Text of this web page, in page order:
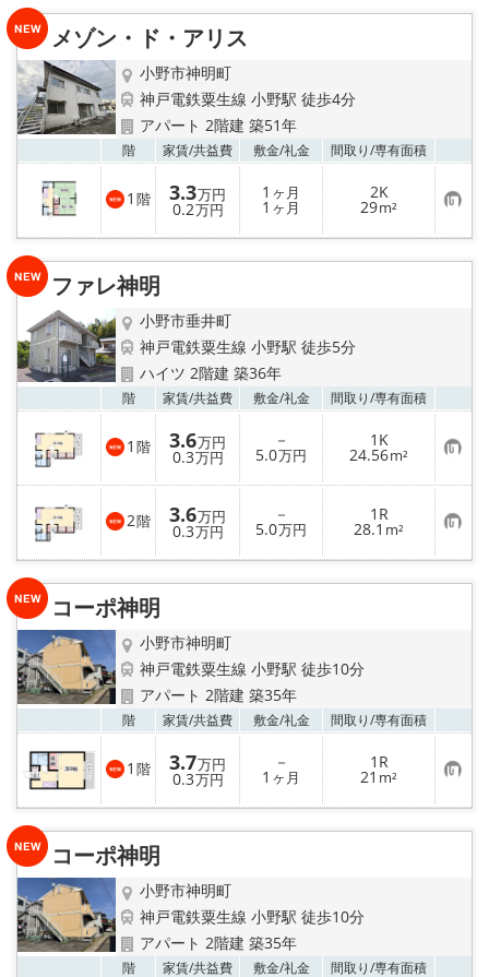
り
メゾン・ド・アリス
小野市神明町
神戸電鉄粟生線 小野駅 徒歩4分
アパート 2階建 築51年
階 家賃/共益費 敷金/礼金 間取り/専有面積
1 階 3.3万円
0.2万円
1 ヶ月
1 ヶ月
2K
29m² お
気
に
り
ファレ神明
小野市垂井町
神戸電鉄粟生線 小野駅 徒歩5分
ハイツ 2階建 築36年
階 家賃/共益費 敷金/礼金 間取り/専有面積
1 階 3.6万円
0.3万円
－
5.0万円
1K
24.56m² お
気
に
入
り
登
録
2階 3.6万円
0.3万円
－
5.0万円
1R
28.1 m² お
気
に
り
コーポ神明
小野市神明町
神戸電鉄粟生線 小野駅 徒歩10分
アパート 2階建 築35年
階 家賃/共益費 敷金/礼金 間取り/専有面積
1 階 3.7万円
0.3万円
－
1 ヶ月
1R
21 m² お
気
に
り
コーポ神明
小野市神明町
神戸電鉄粟生線 小野駅 徒歩10分
アパート 2階建 築35年
階 家賃/共益費 敷金/礼金 間取り/専有面積